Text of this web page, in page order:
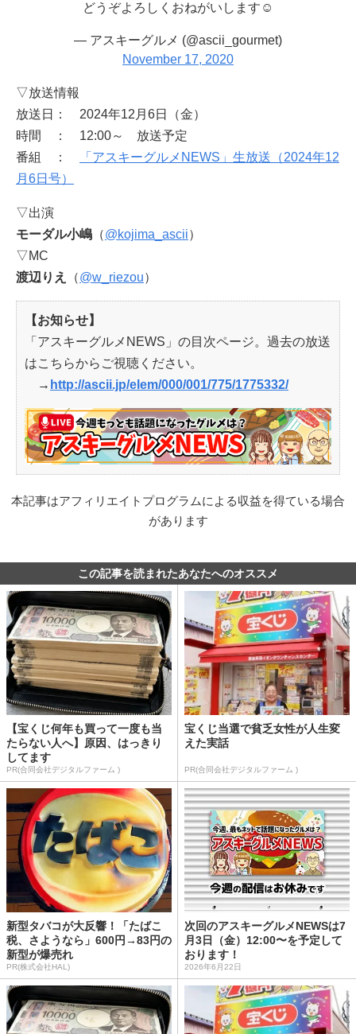
どうぞよろしくおねがいします☺️
— アスキーグルメ (@ascii_gourmet)
November 17, 2020
▽放送情報
放送日： 2024年12月6日（金）
時間 ： 12:00～ 放送予定
番組 ：
「アスキーグルメNEWS」生放送（2024年12
月6日号）
▽出演
モーダル小嶋 （@kojima_ascii）
▽MC
渡辺りえ
（@w_riezou）
【お知らせ】
「アスキーグルメNEWS」の目次ページ。過去の放送
はこちらからご視聴ください。
→ http://ascii.jp/elem/000/001/775/1775332/
本記事はアフィリエイトプログラムによる収益を得ている場合
があります
この記事を読まれたあなたへのオススメ
【宝くじ何年も買って一度も当
たらない人へ】原因、はっきり
してます
PR(合同会社デジタルファーム )
宝くじ当選で貧乏女性が人生変
えた実話
PR(合同会社デジタルファーム )
新型タバコが大反響！「たばこ
税、さようなら」600円→83円の
新型が爆売れ
PR(株式会社HAL)
次回のアスキーグルメNEWSは7
月3日（金）12:00〜を予定して
おります！
2026年6月22日